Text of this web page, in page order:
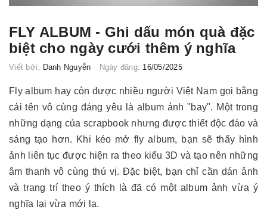
FLY ALBUM - Ghi dấu món quà đặc
biệt cho ngày cưới thêm ý nghĩa
Viết bởi: Danh Nguyễn Ngày đăng: 16/05/2025
Fly album hay còn được nhiều người Việt Nam gọi bằng
cái tên vô cùng đáng yêu là album ảnh "bay". Một trong
những dạng của scrapbook nhưng được thiết độc đáo và
sáng tạo hơn. Khi kéo mở fly album, bạn sẽ thấy hình
ảnh liên tục được hiện ra theo kiểu 3D và tạo nên những
âm thanh vô cùng thú vị. Đặc biệt, bạn chỉ cần dán ảnh
và trang trí theo ý thích là đã có một album ảnh vừa ý
nghĩa lại vừa mới lạ.